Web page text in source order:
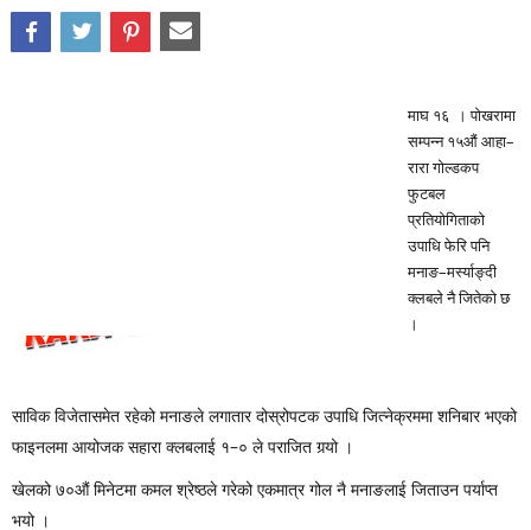
माघ १६ । पोखरामा
सम्पन्न १५औं आहा–
रारा गोल्डकप
फुटबल
प्रतियोगिताको
उपाधि फेरि पनि
मनाङ–मर्स्याङ्दी
क्लबले नै जितेको छ
।
साविक विजेतासमेत रहेको मनाङले लगातार दोस्रोपटक उपाधि जित्नेक्रममा शनिबार भएको
फाइनलमा आयोजक सहारा क्लबलाई १–० ले पराजित गर्‍यो ।
खेलको ७०औं मिनेटमा कमल श्रेष्ठले गरेको एकमात्र गोल नै मनाङलाई जिताउन पर्याप्त
भयो ।